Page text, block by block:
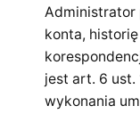
Administrator
konta,
jest art. 6 ust.
wykonania